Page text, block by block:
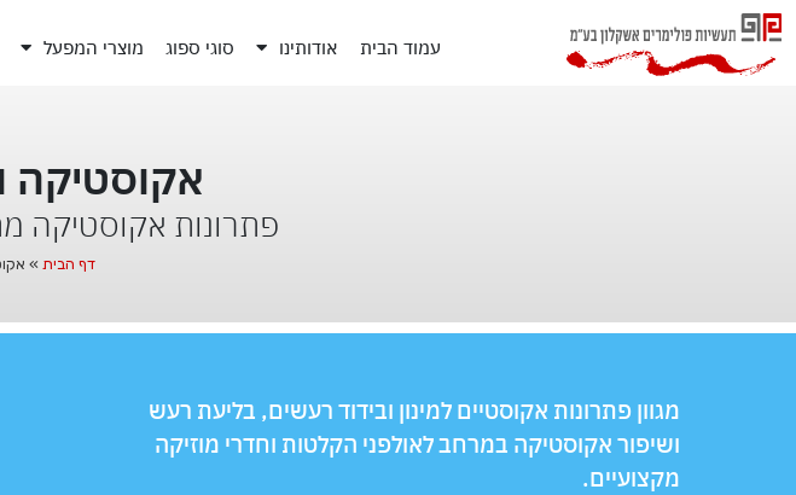
עמוד הבית אודותינו סוגי ספוג מוצרי המפעל
אקוסטיקה
פתרונות אקוסטיקה
דף הבית »
מגוון פתרונות אקוסטיים למינון ובידוד רעשים, בליעת רעש
ושיפור אקוסטיקה במרחב לאולפני הקלטות וחדרי מוזיקה
מקצועיים.